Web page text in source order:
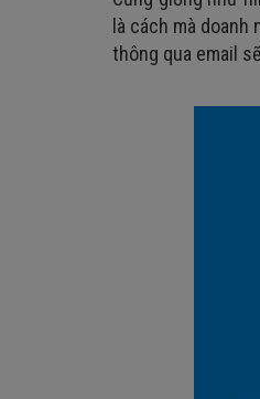
là cách mà
thông qua email